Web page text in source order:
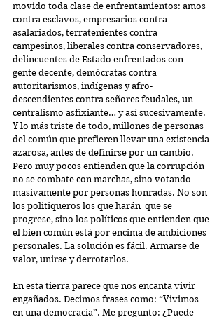
movido toda clase de enfrentamientos: amos
contra esclavos, empresarios contra
asalariados, terratenientes contra
campesinos, liberales contra conservadores,
delincuentes de Estado enfrentados con
gente decente, demócratas contra
autoritarismos, indígenas y afro-
descendientes contra señores feudales, un
centralismo asfixiante… y así sucesivamente.
Y lo más triste de todo, millones de personas
del común que prefieren llevar una existencia
azarosa, antes de definirse por un cambio.
Pero muy pocos entienden que la corrupción
no se combate con marchas, sino votando
masivamente por personas honradas. No son
los politiqueros los que harán  que se
progrese, sino los políticos que entienden que
el bien común está por encima de ambiciones
personales. La solución es fácil. Armarse de
valor, unirse y derrotarlos.
En esta tierra parece que nos encanta vivir
engañados. Decimos frases como: “Vivimos
en una democracia”. Me pregunto: ¿Puede